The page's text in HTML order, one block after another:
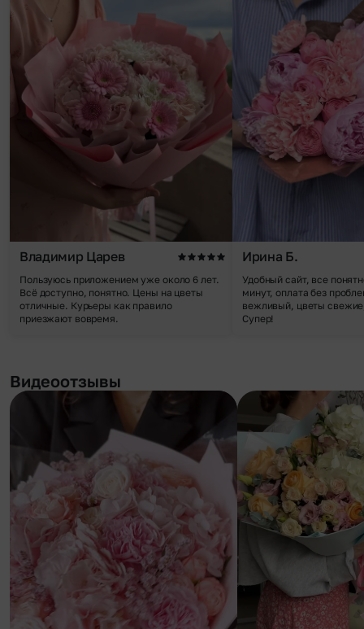
Владимир Царев
Пользуюсь приложением уже около 6 лет.
Всё доступно, понятно. Цены на цветы
отличные. Курьеры как правило
приезжают вовремя.
Ирина Б.
Удобный сайт, все
минут, оплата без
вежливый, цветы
Супер!
Видеоотзывы